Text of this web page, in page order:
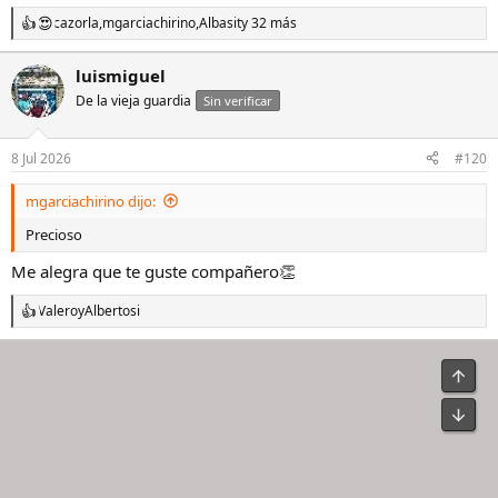
R
e
a
c
c
o
n
e
cazorla,mgarciachirino,Albasity 32 más
luismiguel
De la vieja guardia Sin verificar
8 Jul 2026 #120
mgarciachirino dijo:
Precioso
Me alegra que te guste compañero👏
R
e
ValeroyAlbertosi